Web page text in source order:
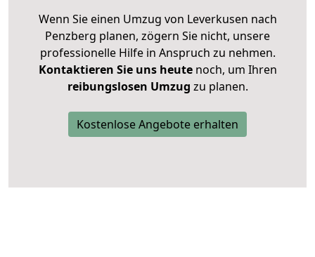
Wenn Sie einen Umzug von Leverkusen nach
Penzberg planen, zögern Sie nicht, unsere
professionelle Hilfe in Anspruch zu nehmen.
Kontaktieren Sie uns heutenoch, um Ihren
reibungslosen Umzug zu planen.
Kostenlose Angebote erhalten